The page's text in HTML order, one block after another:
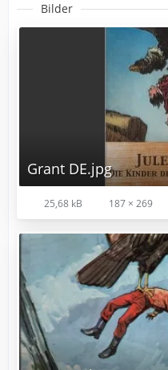
Bilder
Grant DE.jpg
25,68 kB 187 × 269